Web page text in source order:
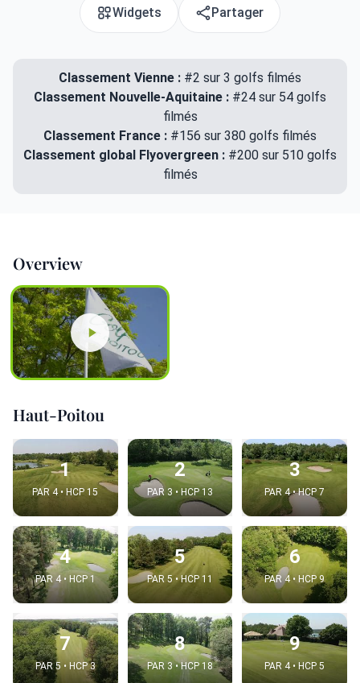
Widgets Partager
Classement Vienne : #2 sur 3 golfs filmés
Classement Nouvelle-Aquitaine : #24 sur 54 golfs
filmés
Classement France : #156 sur 380 golfs filmés
Classement global Flyovergreen : #200 sur 510 golfs
filmés
Overview
Haut-Poitou
1
PAR 4 • HCP 15
2
PAR 3 • HCP 13
3
PAR 4 • HCP 7
4
PAR 4 • HCP 1
5
PAR 5 • HCP 11
6
PAR 4 • HCP 9
7
PAR 5 • HCP 3
8
PAR 3 • HCP 18
9
PAR 4 • HCP 5